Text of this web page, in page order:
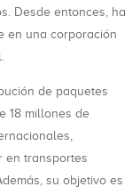
Desde entonces, ha
en una corporación
de paquetes
18 millones de
en transportes
su objetivo es